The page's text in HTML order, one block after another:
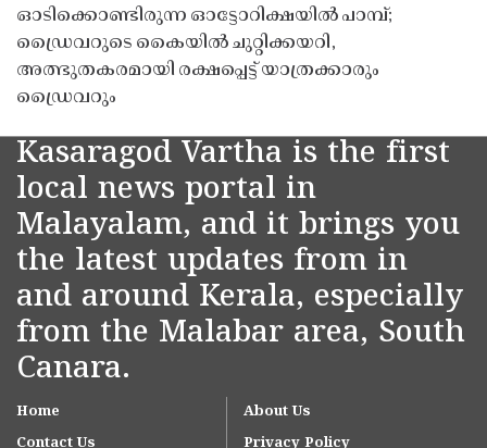
ഓടിക്കൊണ്ടിരുന്ന ഓട്ടോറിക്ഷയിൽ പാമ്പ്;
ഡ്രൈവറുടെ കൈയിൽ ചുറ്റിക്കയറി,
അത്ഭുതകരമായി രക്ഷപ്പെട്ട് യാത്രക്കാരും
ഡ്രൈവറും
Kasaragod Vartha is the first
local news portal in
Malayalam, and it brings you
the latest updates from in
and around Kerala, especially
from the Malabar area, South
Canara.
Home
About Us
Contact Us
Privacy Policy